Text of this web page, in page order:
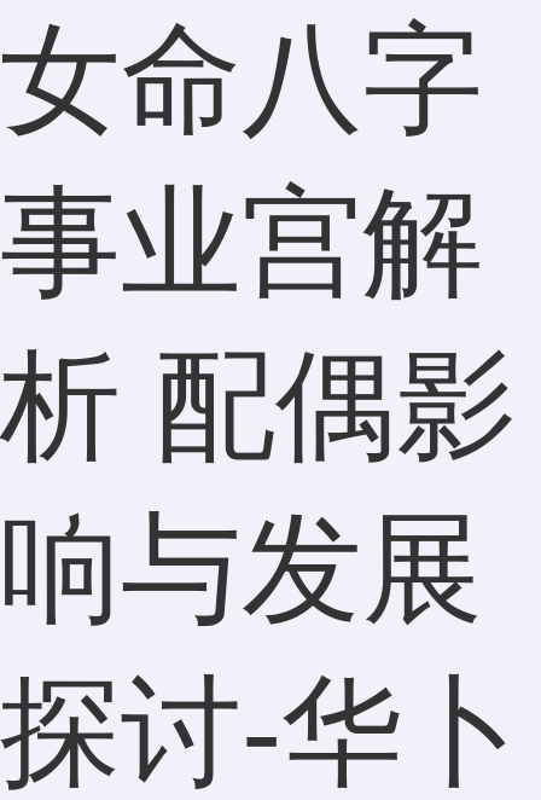
女命八字
事业宫解
析 配偶影
响与发展
探讨-华卜